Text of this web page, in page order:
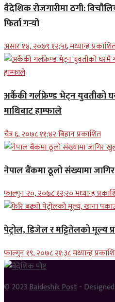
वैदेशिक रोजगारीमा ठगी:
फिर्ता गर्‍यो
असार १४, २०७९ १२;५६ मध्यान्ह
अर्कैकी गर्लफ्रेण्ड भेट्न
माथिबाट हाम्फाले
चैत्र ६, २०७८ ११;४२ बिहान प्रकाशित
नेपाल बैंकमा ठूलो संख्यामा
फाल्गुन २०, २०७८ १२;२० मध्यान्ह
पेट्रोल, डिजेल र मट्टितेलको मूल्य
फाल्गुन १९, २०७८ २१;३८ मध्यान्ह
© 2023Baideshik Post-